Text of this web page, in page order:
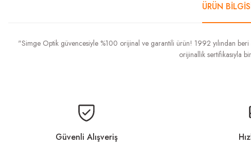
ÜRÜN
"Simge Optik güvencesiyle %100 orijinal ve garantili ürün! 1992 yılından
orijinallik sertifikasıyla
Ürün resmi kalitesiz, bozuk veya görüntülenemiyor.
Ürün açıklamasında eksik bilgiler bulunuyor.
Güvenli Alışveriş